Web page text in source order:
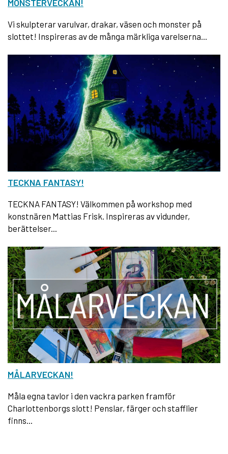
MONSTERVECKAN!
Vi skulpterar varulvar, drakar, väsen och monster på
slottet! Inspireras av de många märkliga varelserna...
TECKNA FANTASY!
TECKNA FANTASY! Välkommen på workshop med
konstnären Mattias Frisk. Inspireras av vidunder,
berättelser...
MÅLARVECKAN!
Måla egna tavlor i den vackra parken framför
Charlottenborgs slott! Penslar, färger och stafflier
finns...